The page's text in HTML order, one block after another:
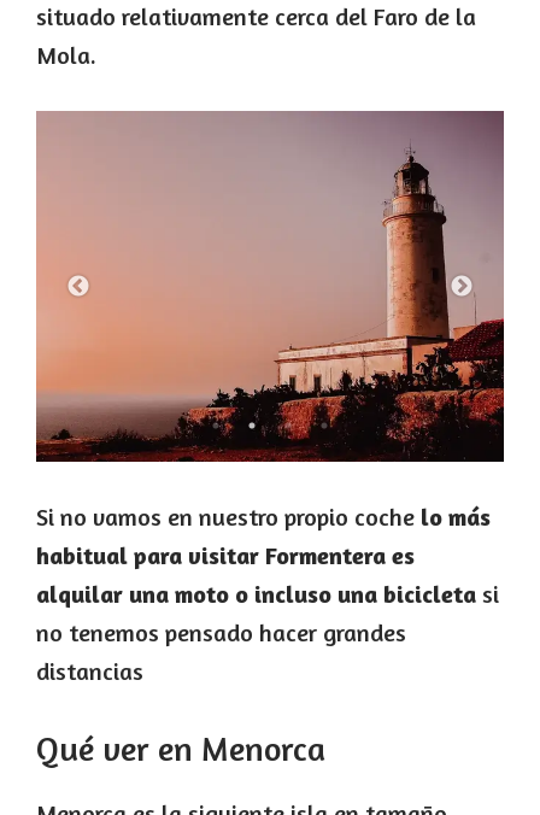
situado relativamente cerca del Faro de la
Mola.
Si no vamos en nuestro propio coche lo más
habitual para visitar Formentera es
alquilar una moto o incluso una bicicleta si
no tenemos pensado hacer grandes
distancias
Qué ver en Menorca